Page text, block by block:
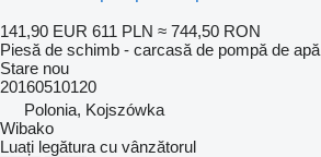
141,90 EUR 611 PLN ≈ 744,50 RON
Piesă de schimb - carcasă de pompă de apă
Stare nou
20160510120
Polonia, Kojszówka
Wibako
Luați legătura cu vânzătorul